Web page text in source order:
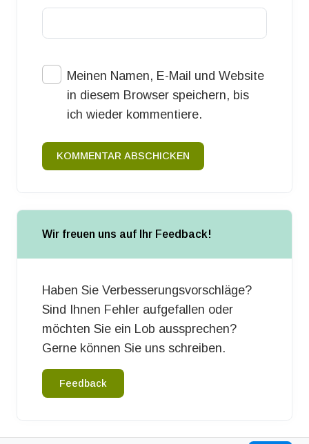
Meinen Namen, E-Mail und Website
in diesem Browser speichern, bis
ich wieder kommentiere.
KOMMENTAR ABSCHICKEN
Wir freuen uns auf Ihr Feedback!
Haben Sie Verbesserungsvorschläge?
Sind Ihnen Fehler aufgefallen oder
möchten Sie ein Lob aussprechen?
Gerne können Sie uns schreiben.
Feedback